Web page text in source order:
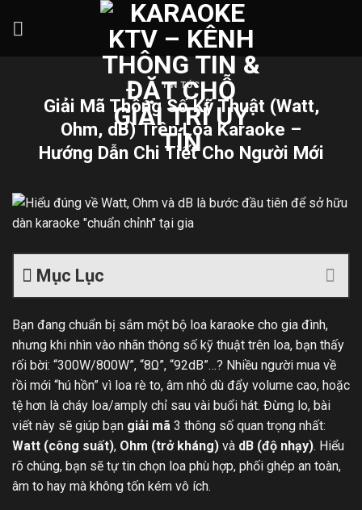
TIN TỨC
Giải Mã Thông Số Kỹ Thuật (Watt,
Ohm, dB) Trên Loa Karaoke –
Hướng Dẫn Chi Tiết Cho Người Mới
Mục Lục
Bạn đang chuẩn bị sắm một bộ loa karaoke cho gia đình,
nhưng khi nhìn vào nhãn thông số kỹ thuật trên loa, bạn thấy
rối bời: “300W/800W”, “8Ω”, “92dB”…? Nhiều người mua về
rồi mới “hú hồn” vì loa rè to, âm nhỏ dù đẩy volume cao, hoặc
tệ hơn là cháy loa/amply chỉ sau vài buổi hát. Đừng lo, bài
viết này sẽ giúp bạn giải mã 3 thông số quan trọng nhất:
Watt (công suất), Ohm (trở kháng) và dB (độ nhạy). Hiểu
rõ chúng, bạn sẽ tự tin chọn loa phù hợp, phối ghép an toàn,
âm to hay mà không tốn kém vô ích.